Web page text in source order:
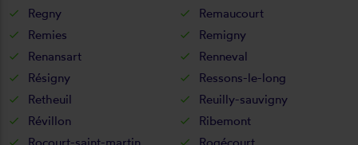
Regny
Remaucourt
Remies
Remigny
Renansart
Renneval
Résigny
Ressons-le-long
Retheuil
Reuilly-sauvigny
Révillon
Ribemont